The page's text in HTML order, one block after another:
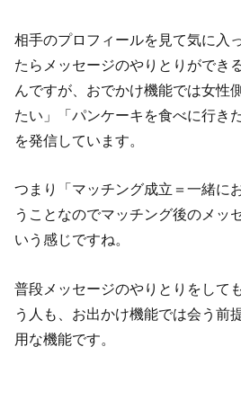
相手のプロフィールを見て気に入
たらメッセージのやりとりができ
んですが、おでかけ機能では女性
たい」「パンケーキを食べに行き
を発信しています。
つまり「マッチング成立＝一緒に
うことなのでマッチング後のメッ
いう感じですね。
普段メッセージのやりとりをして
う人も、お出かけ機能では会う前
用な機能です。